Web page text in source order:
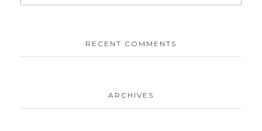
RECENT COMMENTS
ARCHIVES